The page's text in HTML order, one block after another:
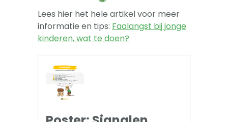
Lees hier het hele artikel voor meer
informatie en tips: Faalangst bij jonge
kinderen, wat te doen?